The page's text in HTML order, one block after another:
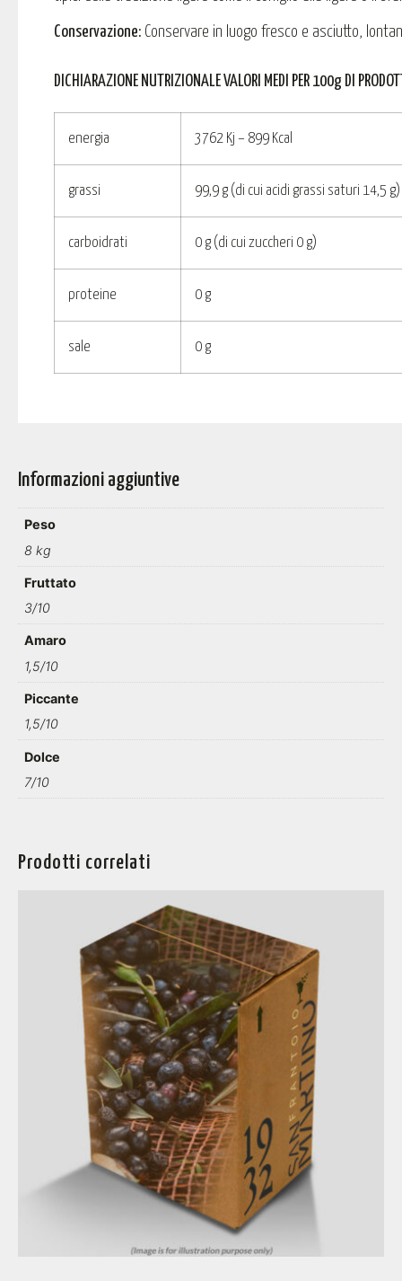
Conservazione: Conservare in luogo fresco e asciutto,
DICHIARAZIONE NUTRIZIONALE VALORI MEDI PER 100g DI
energia 3762 Kj – 899 Kcal
grassi 99,9 g (di cui acidi grassi saturi 14,5 g)
carboidrati 0 g (di cui zuccheri 0 g)
proteine 0 g
sale 0 g
Informazioni aggiuntive
Peso
8 kg
Fruttato
3/10
Amaro
1,5/10
Piccante
1,5/10
Dolce
7/10
Prodotti correlati